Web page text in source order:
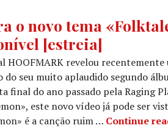
o novo tema
[estreia]
HOOFMARK revelou recentemente
seu muito aplaudido segundo
final do ano passado pela Raging
este novo vídeo já pode ser
é a canção ruim … Continue